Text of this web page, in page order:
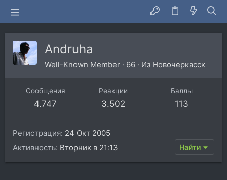
Andruha
Well-Known Member · 66 · Из Новочеркасск
Сообщения
4.747
Реакции
3.502
Баллы
113
Регистрация 24 Окт 2005
Активность Вторник в 21:13 Найти